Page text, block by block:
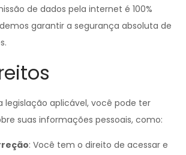
de dados pela internet é 100%
garantir a segurança absoluta de
legislação aplicável, você pode ter
suas informações pessoais, como:
: Você tem o direito de acessar e